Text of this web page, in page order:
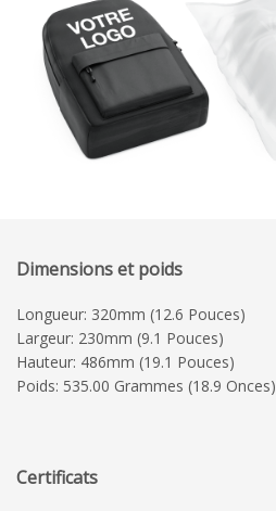
Dimensions et poids
Longueur: 320mm (12.6 Pouces)
Largeur: 230mm (9.1 Pouces)
Hauteur: 486mm (19.1 Pouces)
Poids: 535.00 Grammes (18.9 Onces)
Certificats